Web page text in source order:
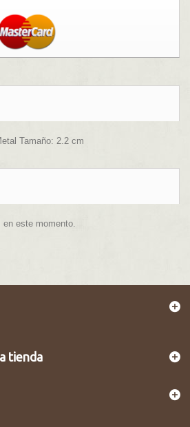
Tamaño: 2.2 cm
en este momento.
tienda